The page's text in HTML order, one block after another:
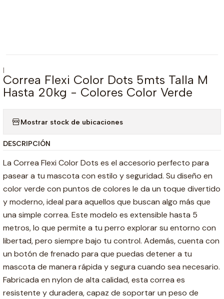
|
Correa Flexi Color Dots 5mts Talla M
Hasta 20kg - Colores Color Verde
Mostrar stock de ubicaciones
DESCRIPCIÓN
La Correa Flexi Color Dots es el accesorio perfecto para
pasear a tu mascota con estilo y seguridad. Su diseño en
color verde con puntos de colores le da un toque divertido
y moderno, ideal para aquellos que buscan algo más que
una simple correa. Este modelo es extensible hasta 5
metros, lo que permite a tu perro explorar su entorno con
libertad, pero siempre bajo tu control. Además, cuenta con
un botón de frenado para que puedas detener a tu
mascota de manera rápida y segura cuando sea necesario.
Fabricada en nylon de alta calidad, esta correa es
resistente y duradera, capaz de soportar un peso de